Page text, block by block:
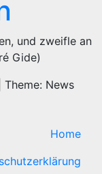
und zweifle an
Gide)
Theme: News
Home